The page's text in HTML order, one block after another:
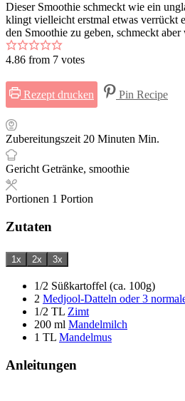
Dieser Smoothie schmeckt wie ein
klingt vielleicht erstmal etwas verrückt
den Smoothie zu geben, schmeckt
4.86 from 7 votes
Rezept drucken Pin Recipe
Zubereitungszeit 20 Minuten Min.
Gericht Getränke, smoothie
Portionen 1 Portion
Zutaten
1x 2x 3x
1/2 Süßkartoffel (ca. 100g)
2 Medjool-Datteln oder 3
1/2 TL Zimt
200 ml Mandelmilch
1 TL Mandelmus
Anleitungen